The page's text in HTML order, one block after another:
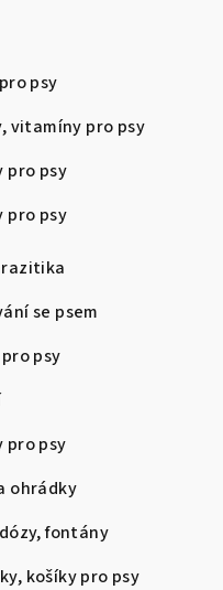
psy
vitamíny pro psy
pro psy
pro psy
se psem
psy
pro psy
ohrádky
fontány
košíky pro psy